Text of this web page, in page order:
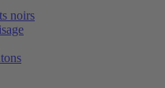
noirs